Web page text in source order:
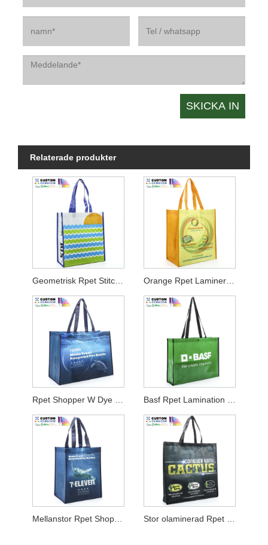
Relaterade produkter
Geometrisk Rpet Stitch Bond Lamination Shopper
Mellanstor Rpet Shopper närbutik